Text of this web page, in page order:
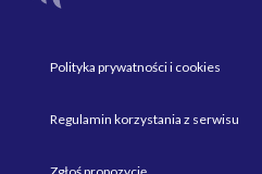
Polityka prywatności i cookies
Regulamin korzystania z serwisu